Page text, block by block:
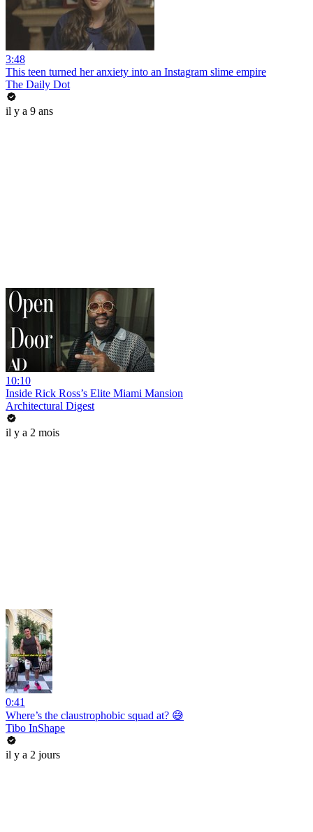
3:48
This teen turned her anxiety into an Instagram slime empire
The Daily Dot
il y a 9 ans
10:10
Inside Rick Ross’s Elite Miami Mansion
Architectural Digest
il y a 2 mois
0:41
Where’s the claustrophobic squad at? 😅
Tibo InShape
il y a 2 jours